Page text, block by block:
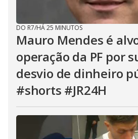
DO R7/HÁ 25 MINUTOS
Mauro Mendes é
operação da PF por
desvio de dinheiro
#shorts #JR24H